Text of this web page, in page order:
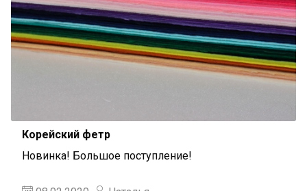
Корейский фетр
Новинка! Большое поступление!